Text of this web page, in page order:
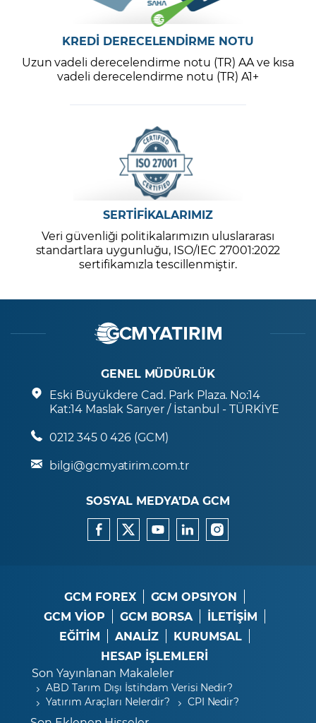
KREDİ DERECELENDİRME NOTU
Uzun vadeli derecelendirme notu (TR) AA ve kısa
vadeli derecelendirme notu (TR) A1+
SERTİFİKALARIMIZ
Veri güvenliği politikalarımızın uluslararası
standartlara uygunluğu, ISO/IEC 27001:2022
sertifikamızla tescillenmiştir.
GENEL MÜDÜRLÜK
Eski Büyükdere Cad. Park Plaza. No:14
Kat:14 Maslak Sarıyer / İstanbul - TÜRKİYE
0212 345 0 426 (GCM)
bilgi@gcmyatirim.com.tr
SOSYAL MEDYA’DA GCM
GCM FOREX
GCM OPSIYON
GCM VİOP
GCM BORSA
İLETİŞİM
EĞİTİM
ANALİZ
KURUMSAL
HESAP İŞLEMLERİ
Son Yayınlanan Makaleler
ABD Tarım Dışı İstihdam Verisi Nedir?
Yatırım Araçları Nelerdir?
CPI Nedir?